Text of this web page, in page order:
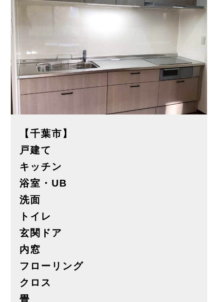
【千葉市】
戸建て
キッチン
浴室・UB
洗面
トイレ
玄関ドア
内窓
フローリング
クロス
畳